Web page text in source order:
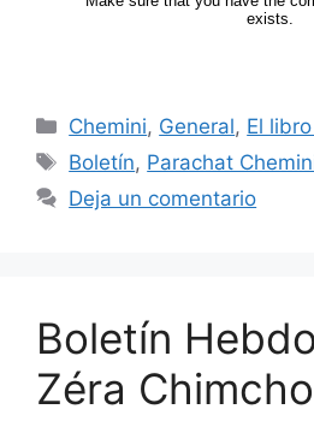
Chemini, General, El
Boletín, Parachat
Deja un comentario
Boletín
Zéra